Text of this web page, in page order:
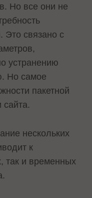
Но все они не
Это связано с
устранению
Но самое
пакетной
нескольких
к
так и временных